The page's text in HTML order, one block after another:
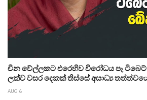
චීන වේල්ලකට එරෙහිව විරෝධය පෑ
ලක්ව වසර දෙකක් තිස්සේ අසාධ්‍ය
AUG 6